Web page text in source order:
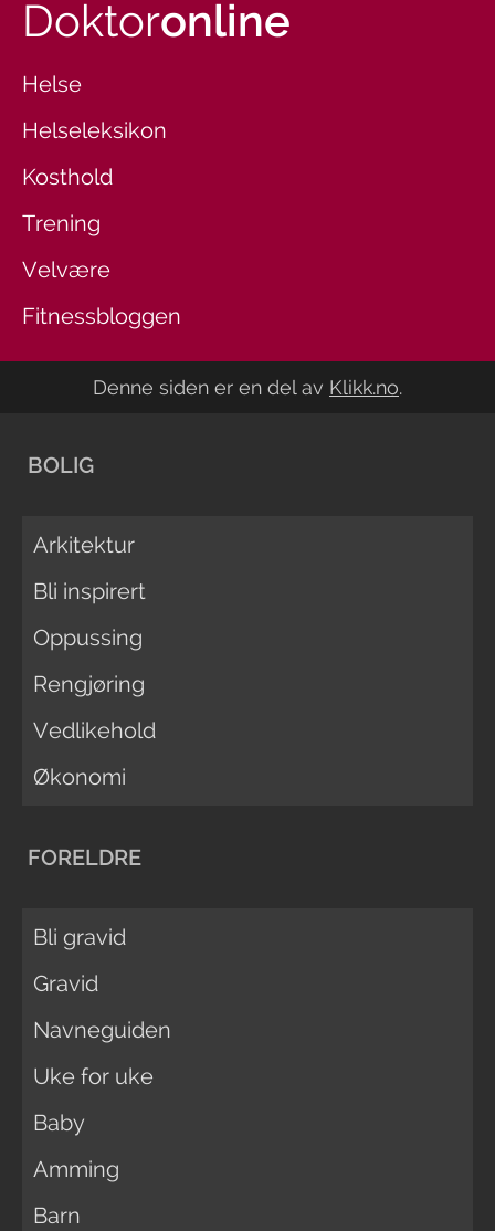
Doktoronline
Helse
Helseleksikon
Kosthold
Trening
Velvære
Fitnessbloggen
Denne siden er en del av Klikk.no.
BOLIG
Arkitektur
Bli inspirert
Oppussing
Rengjøring
Vedlikehold
Økonomi
FORELDRE
Bli gravid
Gravid
Navneguiden
Uke for uke
Baby
Amming
Barn